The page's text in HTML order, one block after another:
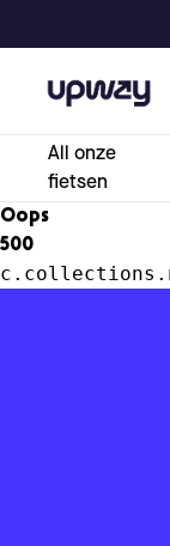
Upway
All onze
fietsen
Oops
500